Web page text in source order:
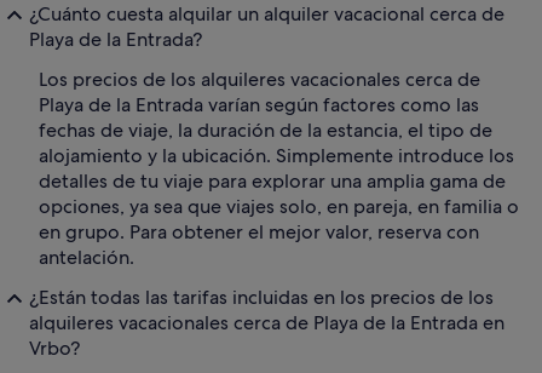
¿Cuánto cuesta alquilar un alquiler vacacional cerca de
Playa de la Entrada?
Los precios de los alquileres vacacionales cerca de
Playa de la Entrada varían según factores como las
fechas de viaje, la duración de la estancia, el tipo de
alojamiento y la ubicación. Simplemente introduce los
detalles de tu viaje para explorar una amplia gama de
opciones, ya sea que viajes solo, en pareja, en familia o
en grupo. Para obtener el mejor valor, reserva con
antelación.
¿Están todas las tarifas incluidas en los precios de los
alquileres vacacionales cerca de Playa de la Entrada en
Vrbo?